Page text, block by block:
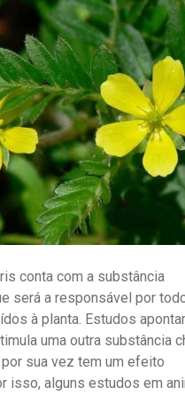
conta com a substância
será a responsável por
à planta. Estudos
uma outra substância
sua vez tem um efeito
isso, alguns estudos em